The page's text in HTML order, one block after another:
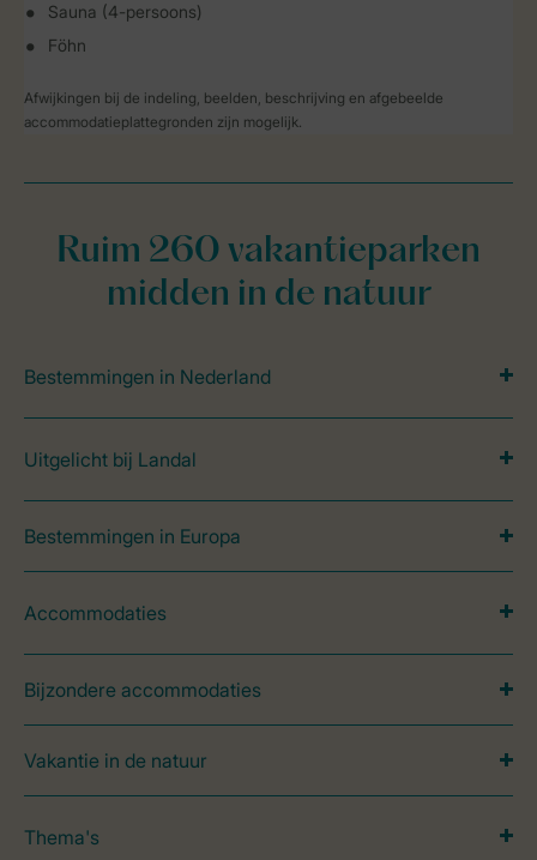
Sauna (4-persoons)
Föhn
Afwijkingen bij de indeling, beelden, beschrijving en afgebeelde
accommodatieplattegronden zijn mogelijk.
Ruim 260 vakantieparken
midden in de natuur
Bestemmingen in Nederland
Uitgelicht bij Landal
Bestemmingen in Europa
Accommodaties
Bijzondere accommodaties
Vakantie in de natuur
Thema's